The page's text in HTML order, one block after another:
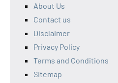
About Us
Contact us
Disclaimer
Privacy Policy
Terms and Conditions
Sitemap